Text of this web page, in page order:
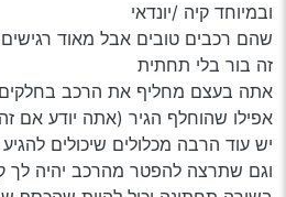
ובמיוחד קיה /יונדאי
שהם רכבים טובים אבל מאוד
זה בור בלי תחתית
אתה בעצם מחליף את הרכב בחלקים
אפילו שהוחלף הגיר (אתה יודע אם
יש עוד הרבה מכלולים שיכולים
וגם שתרצה להפטר מהרכב יהיה לך